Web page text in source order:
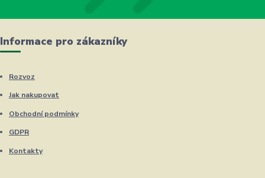
Informace pro zákazníky
Rozvoz
Jak nakupovat
Obchodní podmínky
GDPR
Kontakty